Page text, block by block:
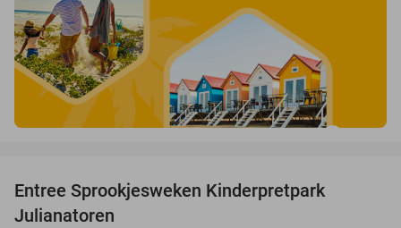
Entree Sprookjesweken Kinderpretpark
Julianatoren